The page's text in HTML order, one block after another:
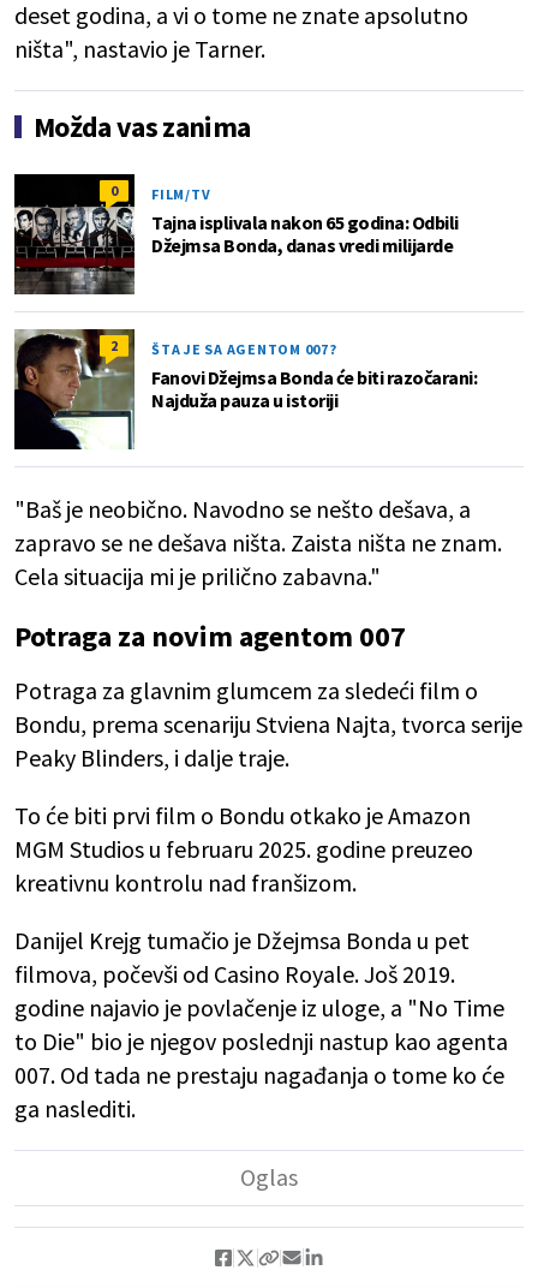
deset godina, a vi o tome ne znate apsolutno
ništa", nastavio je Tarner.
Možda vas zanima
0 FILM/TV
Tajna isplivala nakon 65 godina: Odbili
Džejmsa Bonda, danas vredi milijarde
2 ŠTA JE SA AGENTOM 007?
Fanovi Džejmsa Bonda će biti razočarani:
Najduža pauza u istoriji
"Baš je neobično. Navodno se nešto dešava, a
zapravo se ne dešava ništa. Zaista ništa ne znam.
Cela situacija mi je prilično zabavna."
Potraga za novim agentom 007
Potraga za glavnim glumcem za sledeći film o
Bondu, prema scenariju Stviena Najta, tvorca serije
Peaky Blinders, i dalje traje.
To će biti prvi film o Bondu otkako je Amazon
MGM Studios u februaru 2025. godine preuzeo
kreativnu kontrolu nad franšizom.
Danijel Krejg tumačio je Džejmsa Bonda u pet
filmova, počevši od Casino Royale. Još 2019.
godine najavio je povlačenje iz uloge, a "No Time
to Die" bio je njegov poslednji nastup kao agenta
007. Od tada ne prestaju nagađanja o tome ko će
ga naslediti.